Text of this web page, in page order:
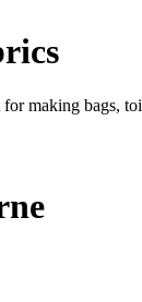
making bags,